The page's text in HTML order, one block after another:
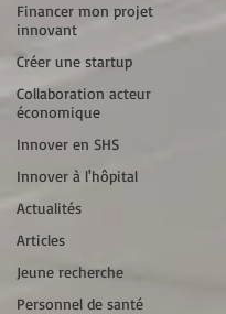
Financer mon projet
innovant
Créer une startup
Collaboration acteur
économique
Innover en SHS
Innover à l'hôpital
Actualités
Articles
Jeune recherche
Personnel de santé